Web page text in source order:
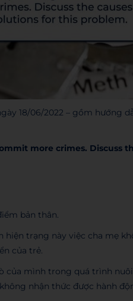
18/06/2022 – gồm hướng
more crimes. Discuss
bản thân.
hiện trạng này việc cha mẹ
của trẻ.
của mình trong quá trình
nhận thức được hành